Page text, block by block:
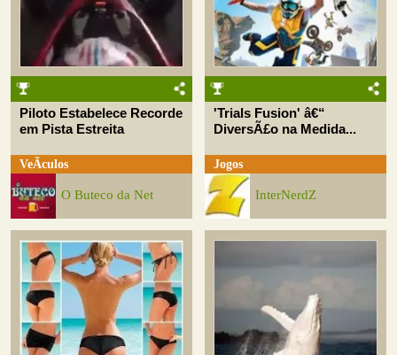
Piloto Estabelece Recorde
em Pista Estreita
VeÃ­culos
O Buteco da Net
'Trials Fusion' â€“
DiversÃ£o na Medida...
Jogos
InterNerdZ